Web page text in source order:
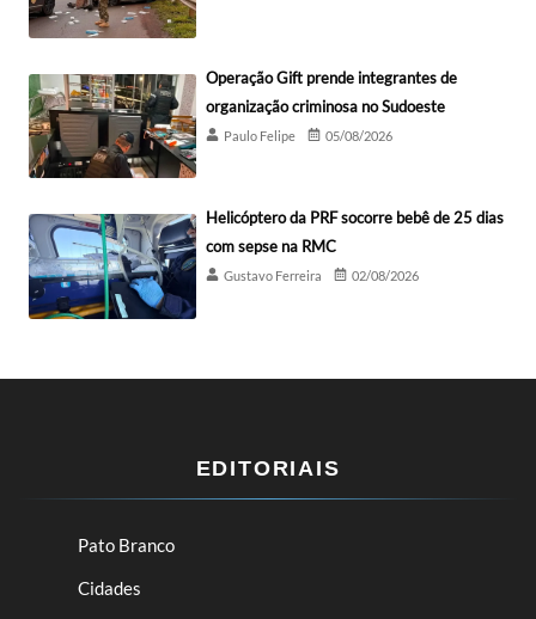
Operação Gift prende integrantes de
organização criminosa no Sudoeste
Paulo Felipe 05/08/2026
Helicóptero da PRF socorre bebê de 25 dias
com sepse na RMC
Gustavo Ferreira 02/08/2026
EDITORIAIS
Pato Branco
Cidades